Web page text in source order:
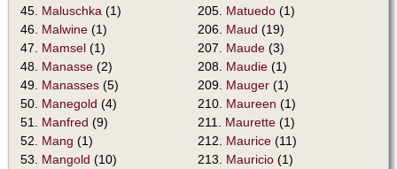
45. Maluschka (1)
46. Malwine (1)
47. Mamsel (1)
48. Manasse (2)
49. Manasses (5)
50. Manegold (4)
51. Manfred (9)
52. Mang (1)
53. Mangold (10)
205. Matuedo (1)
206. Maud (19)
207. Maude (3)
208. Maudie (1)
209. Mauger (1)
210. Maureen (1)
211. Maurette (1)
212. Maurice (11)
213. Mauricio (1)